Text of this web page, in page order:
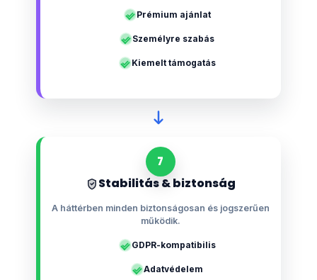
Prémium ajánlat
Személyre szabás
Kiemelt támogatás
7
Stabilitás & biztonság
A háttérben minden biztonságosan és jogszerűen
működik.
GDPR-kompatibilis
Adatvédelem